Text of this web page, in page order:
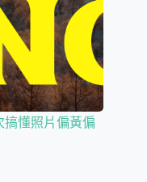
搞懂照片偏黃偏